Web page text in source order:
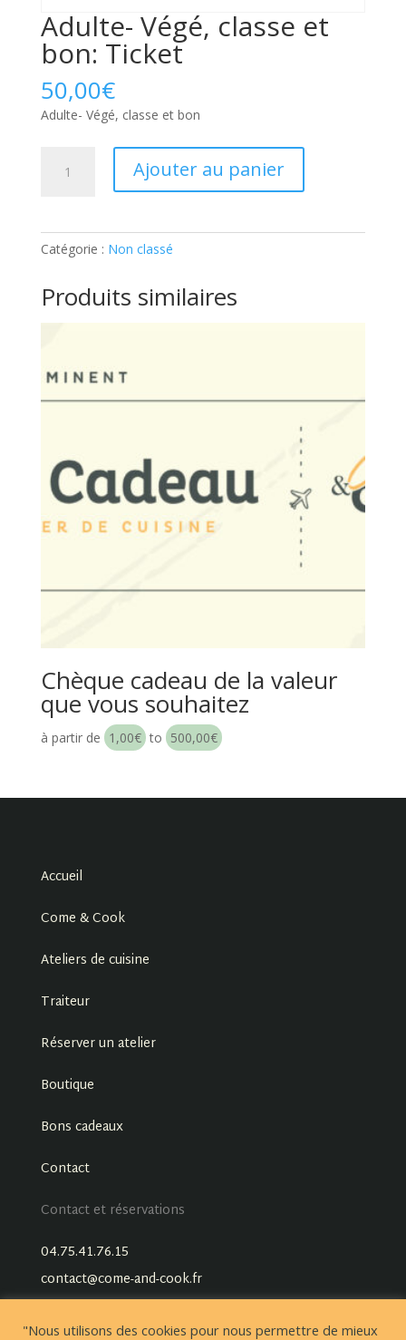
Adulte- Végé, classe et
bon: Ticket
50,00€
Adulte- Végé, classe et bon
classe
Ticket
Ajouter au panier
Catégorie : Non classé
Produits similaires
Chèque cadeau de la valeur
que vous souhaitez
à partir de 1,00€ to 500,00€
Accueil
Come & Cook
Ateliers de cuisine
Traiteur
Réserver un atelier
Boutique
Bons cadeaux
Contact
Contact et réservations
04.75.41.76.15
contact@come-and-cook.fr
"Nous utilisons des cookies pour nous permettre de mieux